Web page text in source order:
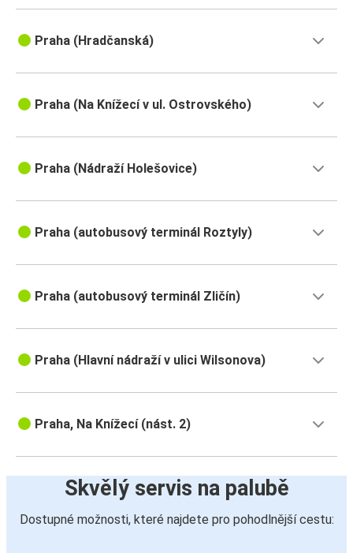
Praha (Hradčanská)
Praha (Na Knížecí v ul. Ostrovského)
Praha (Nádraží Holešovice)
Praha (autobusový terminál Roztyly)
Praha (autobusový terminál Zličín)
Praha (Hlavní nádraží v ulici Wilsonova)
Praha, Na Knížecí (nást. 2)
Skvělý servis na palubě
Dostupné možnosti, které najdete pro pohodlnější cestu: